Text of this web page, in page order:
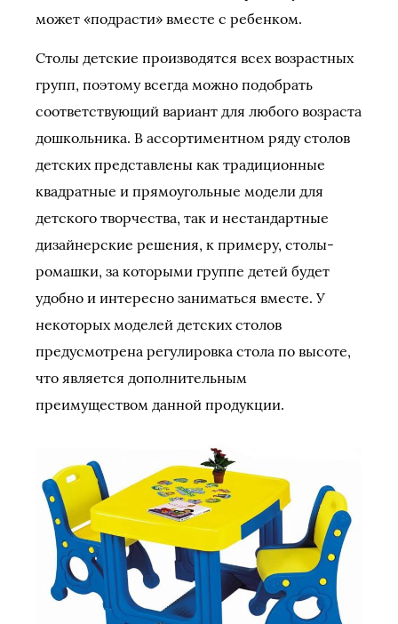
может «подрасти» вместе с ребенком.
Столы детские производятся всех возрастных
групп, поэтому всегда можно подобрать
соответствующий вариант для любого возраста
дошкольника. В ассортиментном ряду столов
детских представлены как традиционные
квадратные и прямоугольные модели для
детского творчества, так и нестандартные
дизайнерские решения, к примеру, столы-
ромашки, за которыми группе детей будет
удобно и интересно заниматься вместе. У
некоторых моделей детских столов
предусмотрена регулировка стола по высоте,
что является дополнительным
преимуществом данной продукции.